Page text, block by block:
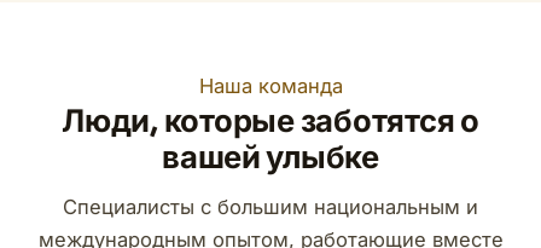
Наша команда
Люди, которые заботятся о
вашей улыбке
Специалисты с большим национальным и
международным опытом, работающие вместе